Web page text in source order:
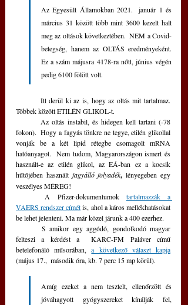
Az Egyesült Államokban 2021.  január 1 és
március 31 között több mint 3600 kezelt halt
meg az oltások következtében.  NEM a Covid-
betegség, hanem az OLTÁS eredményeként.
Ez a szám májusra 4178-ra nőtt, június végén
pedig 6100 fölött volt.
Többek között ETILÉN GLIKOL-t.
fokon).  Hogy a fagyás tönkre ne tegye, etilén glikollal
vonják be a két lipid rétegbe csomagolt mRNA
hatóanyagot.  Nem tudom, Magyarországon ismert és
használt-e az etilén glikol, az EÁ-ban ez a kocsik
hűtőjében használt fagyálló folyadék, lényegeben egy
veszélyes MÉREG!
	A Pfizer-dokumentumok
tartalmazzák a
VAERS rendszer címét is, ahol a káros mellékhatásokat
be lehet jelenteni. Ma már közel járunk a 400 ezerhez.
felteszi a kérdést a  KARC-FM Paláver című
betelefonáló műsorában, a következő választ kapja
Amíg ezeket a nem tesztelt, ellenőrzött és
jóváhagyott gyógyszereket kínálják fel,